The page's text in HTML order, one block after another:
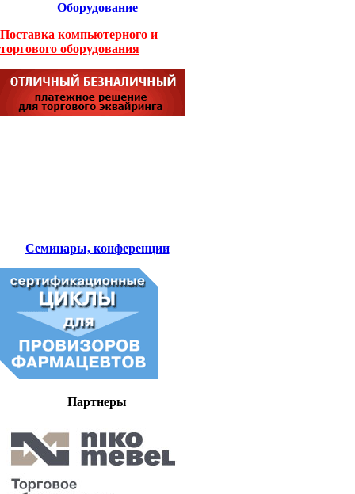
Оборудование
Поставка компьютерного и
торгового оборудования
Семинары, конференции
Партнеры